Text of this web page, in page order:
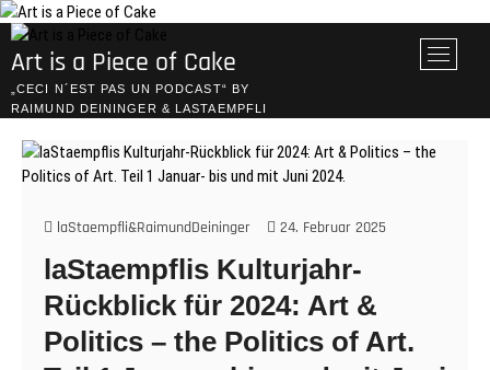
Skip
to
content
Art is a Piece of Cake
„CECI N´EST PAS UN PODCAST“ BY
RAIMUND DEININGER & LASTAEMPFLI
M
e
u
B
laStaempfli&RaimundDeininger 24. Februar 2025
laStaempflis Kulturjahr-
Rückblick für 2024: Art &
Politics – the Politics of Art.